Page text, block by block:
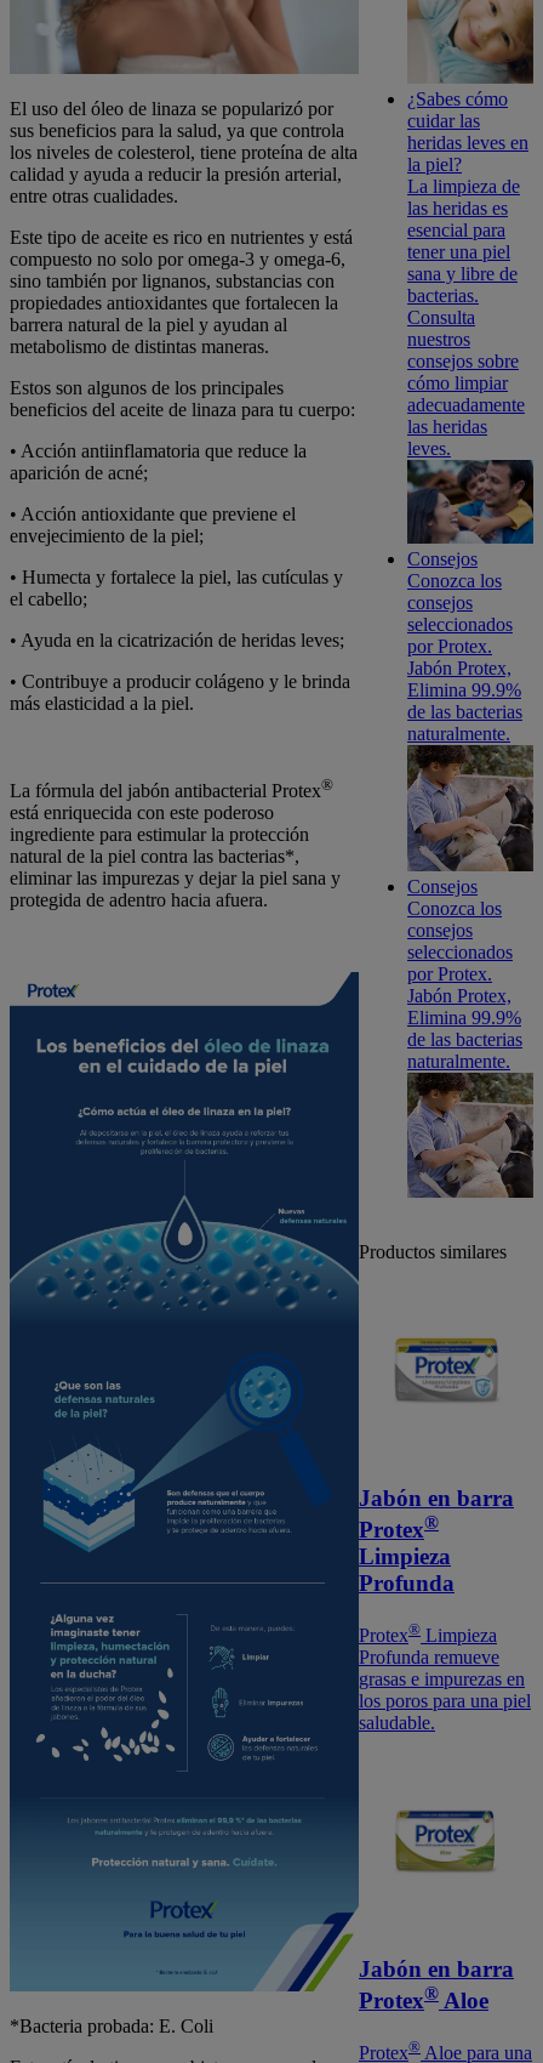
El uso del óleo de linaza se popularizó por
sus beneficios para la salud, ya que controla
los niveles de colesterol, tiene proteína de alta
calidad y ayuda a reducir la presión arterial,
entre otras cualidades.
Este tipo de aceite es rico en nutrientes y está
compuesto no solo por omega-3 y omega-6,
sino también por lignanos, substancias con
propiedades antioxidantes que fortalecen la
barrera natural de la piel y ayudan al
metabolismo de distintas maneras.
Estos son algunos de los principales
beneficios del aceite de linaza para tu cuerpo:
• Acción antiinflamatoria que reduce la
aparición de acné;
• Acción antioxidante que previene el
envejecimiento de la piel;
• Humecta y fortalece la piel, las cutículas y
el cabello;
• Ayuda en la cicatrización de heridas leves;
• Contribuye a producir colágeno y le brinda
más elasticidad a la piel.
La fórmula del jabón antibacterial Protex®
está enriquecida con este poderoso
ingrediente para estimular la protección
natural de la piel contra las bacterias*,
eliminar las impurezas y dejar la piel sana y
protegida de adentro hacia afuera.
*Bacteria probada: E. Coli
¿Sabes cómo
cuidar las
heridas leves en
la piel?
La limpieza de
las heridas es
esencial para
tener una piel
sana y libre de
bacterias.
Consulta
nuestros
consejos sobre
cómo limpiar
adecuadamente
las heridas
leves.
Consejos
Conozca los
consejos
seleccionados
por Protex.
Jabón Protex,
Elimina 99.9%
de las bacterias
naturalmente.
Consejos
Conozca los
consejos
seleccionados
por Protex.
Jabón Protex,
Elimina 99.9%
de las bacterias
naturalmente.
Productos similares
Jabón en barra
Protex®
Limpieza
Profunda
Protex®Limpieza
Profunda remueve
grasas e impurezas en
los poros para una piel
saludable.
Jabón en barra
Protex®Aloe
Protex®Aloe para una